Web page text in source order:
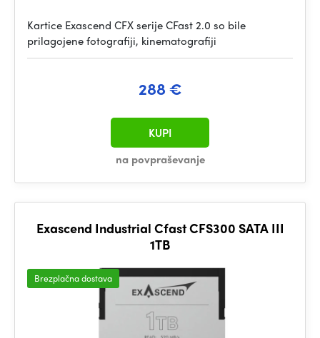
Kartice Exascend CFX serije CFast 2.0 so bile
prilagojene fotografiji, kinematografiji
288 €
na povpraševanje
KUPI
Exascend Industrial Cfast CFS300 SATA III
1TB
Brezplačna dostava